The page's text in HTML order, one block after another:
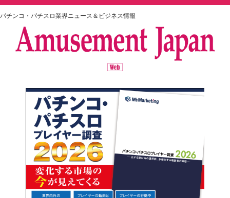
パチンコ・パチスロ業界ニュース＆ビジネス情報